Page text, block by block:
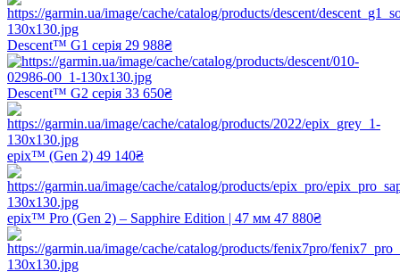
Descent™ G1 серія 29 988₴
Descent™ G2 серія 33 650₴
epix™ (Gen 2) 49 140₴
epix™ Pro (Gen 2) – Sapphire Edition | 47 мм 47 880₴